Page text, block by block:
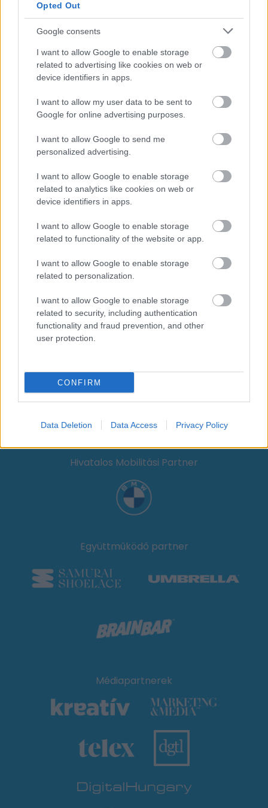
Opted Out
Google consents
I want to allow Google to enable storage
related to advertising like cookies on web or
device identifiers in apps.
I want to allow my user data to be sent to
Google for online advertising purposes.
I want to allow Google to send me
personalized advertising.
I want to allow Google to enable storage
related to analytics like cookies on web or
device identifiers in apps.
I want to allow Google to enable storage
related to functionality of the website or app.
I want to allow Google to enable storage
related to personalization.
I want to allow Google to enable storage
related to security, including authentication
functionality and fraud prevention, and other
user protection.
CONFIRM
Data Deletion Data Access Privacy Policy
Kiemelt együttműködő partner
Kiemelt médiatámogató
Hivatalos Mobilitási Partner
Együttműködő partner
Médiapartnerek